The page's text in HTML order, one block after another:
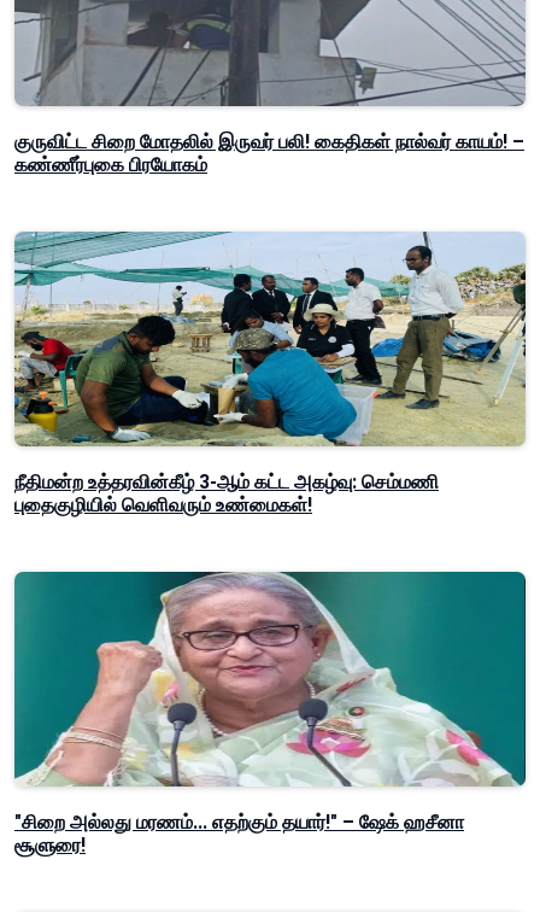
குருவிட்ட சிறை மோதலில் இருவர் பலி! கைதிகள் நால்வர் காயம்! –
கண்ணீர்புகை பிரயோகம்
நீதிமன்ற உத்தரவின்கீழ் 3-ஆம் கட்ட அகழ்வு: செம்மணி
புதைகுழியில் வெளிவரும் உண்மைகள்!
"சிறை அல்லது மரணம்... எதற்கும் தயார்!" – ஷேக் ஹசீனா
சூளுரை!